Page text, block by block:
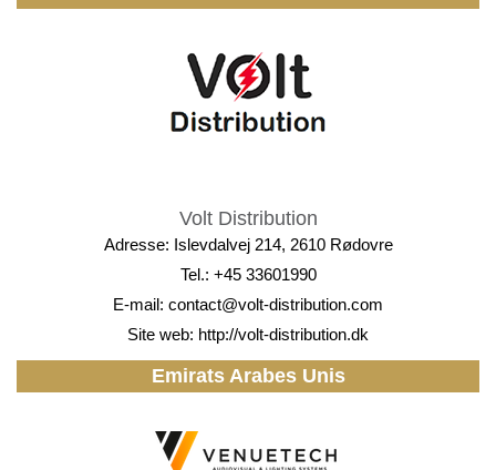
Volt Distribution
Adresse: Islevdalvej 214, 2610 Rødovre
Tel.: +45 33601990
E-mail: contact@volt-distribution.com
Site web: http://volt-distribution.dk
Emirats Arabes Unis